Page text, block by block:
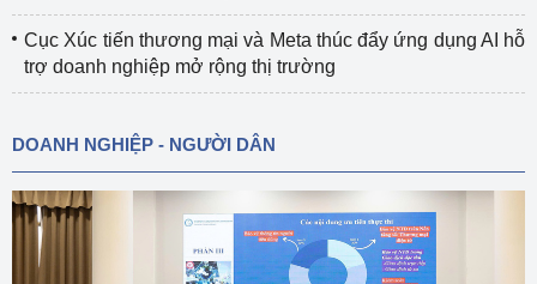
Cục Xúc tiến thương mại và Meta thúc đẩy ứng dụng AI hỗ
trợ doanh nghiệp mở rộng thị trường
DOANH NGHIỆP - NGƯỜI DÂN